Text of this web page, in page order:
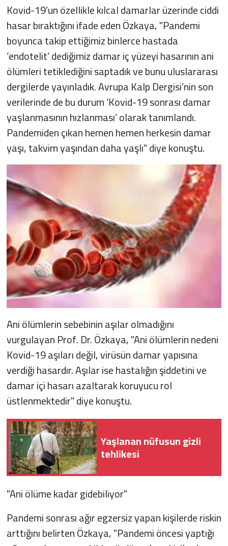
Kovid-19’un özellikle kılcal damarlar üzerinde ciddi
hasar bıraktığını ifade eden Özkaya, "Pandemi
boyunca takip ettiğimiz binlerce hastada
‘endotelit’ dediğimiz damar iç yüzeyi hasarının ani
ölümleri tetiklediğini saptadık ve bunu uluslararası
dergilerde yayınladık. Avrupa Kalp Dergisi’nin son
verilerinde de bu durum ‘Kovid-19 sonrası damar
yaşlanmasının hızlanması’ olarak tanımlandı.
Pandemiden çıkan hemen hemen herkesin damar
yaşı, takvim yaşından daha yaşlı" diye konuştu.
Ani ölümlerin sebebinin aşılar olmadığını
vurgulayan Prof. Dr. Özkaya, "Ani ölümlerin nedeni
Kovid-19 aşıları değil, virüsün damar yapısına
verdiği hasardır. Aşılar ise hastalığın şiddetini ve
damar içi hasarı azaltarak koruyucu rol
üstlenmektedir" diye konuştu.
Yaşlanan nüfusun gizli
tehlikesi
"Ani ölüme kadar gidebiliyor"
Pandemi sonrası ağır egzersiz yapan kişilerde riskin
arttığını belirten Özkaya, "Pandemi öncesi yaptığı